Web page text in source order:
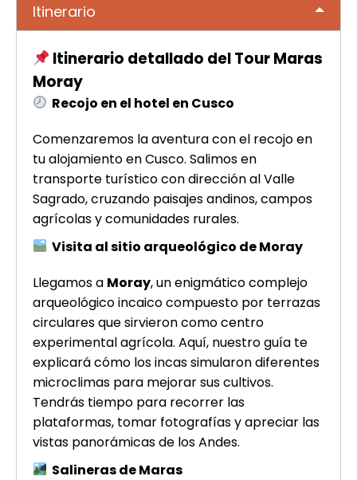
Itinerario
Itinerario detallado del Tour Maras
Moray
Recojo en el hotel en Cusco
Comenzaremos la aventura con el recojo en
tu alojamiento en Cusco. Salimos en
transporte turístico con dirección al Valle
Sagrado, cruzando paisajes andinos, campos
agrícolas y comunidades rurales.
Visita al sitio arqueológico de Moray
Llegamos a Moray, un enigmático complejo
arqueológico incaico compuesto por terrazas
circulares que sirvieron como centro
experimental agrícola. Aquí, nuestro guía te
explicará cómo los incas simularon diferentes
microclimas para mejorar sus cultivos.
Tendrás tiempo para recorrer las
plataformas, tomar fotografías y apreciar las
vistas panorámicas de los Andes.
Salineras de Maras